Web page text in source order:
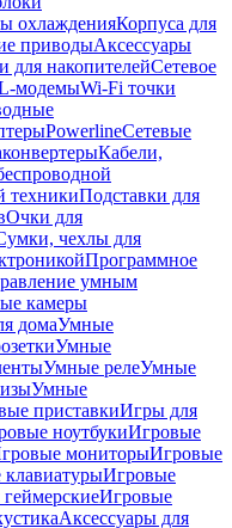
охлажденияКорпуса для
приводыАксессуары
для накопителейСетевое
модемыWi-Fi точки
PowerlineСетевые
Кабели,
техникиПодставки для
Очки для
чехлы для
Программное
умным
камеры
домаУмные
Умные
Умные релеУмные
Умные
приставкиИгры для
ноутбукиИгровые
мониторыИгровые
Игровые
Игровые
Аксессуары для